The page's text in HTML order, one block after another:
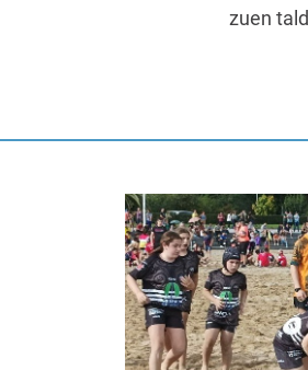
zuen